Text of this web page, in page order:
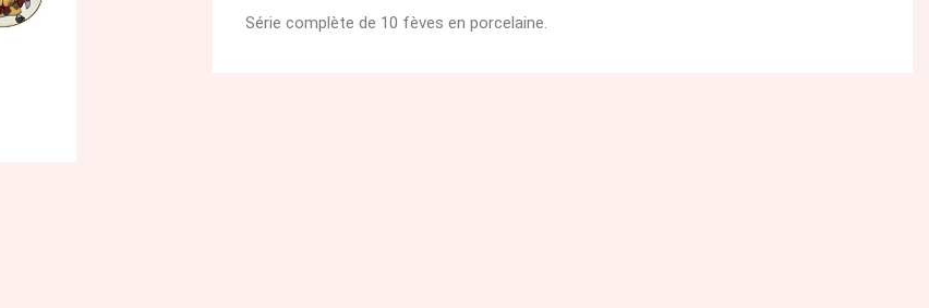
Série complète de 10 fèves en porcelaine.